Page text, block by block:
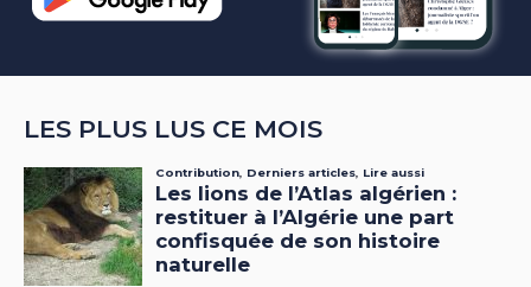
LES PLUS LUS CE MOIS